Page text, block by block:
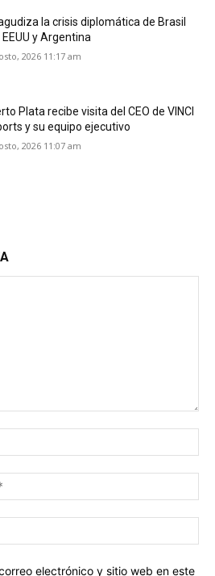
la crisis diplomática de Brasil
y Argentina
2026 11:17 am
Plata recibe visita del CEO de VINCI
y su equipo ejecutivo
2026 11:07 am
electrónico y sitio web en este